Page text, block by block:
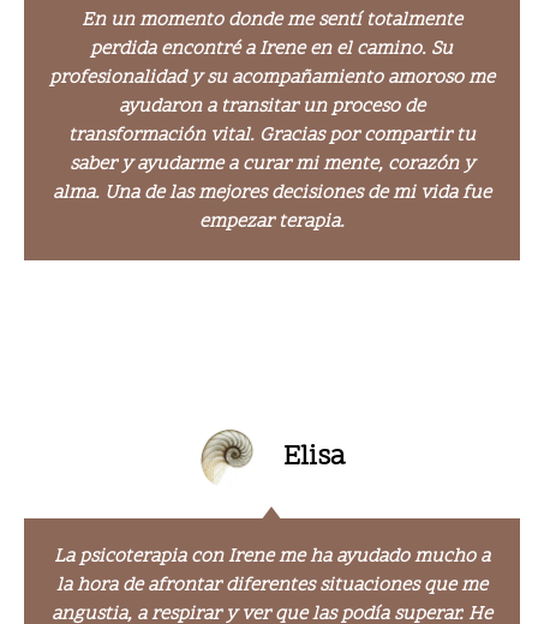
En un momento donde me sentí totalmente
perdida encontré a Irene en el camino. Su
profesionalidad y su acompañamiento amoroso me
ayudaron a transitar un proceso de
transformación vital. Gracias por compartir tu
saber y ayudarme a curar mi mente, corazón y
alma. Una de las mejores decisiones de mi vida fue
empezar terapia.
La psicoterapia con Irene me ha ayudado mucho a
la hora de afrontar diferentes situaciones que me
angustia, a respirar y ver que las podía superar. He
Elisa